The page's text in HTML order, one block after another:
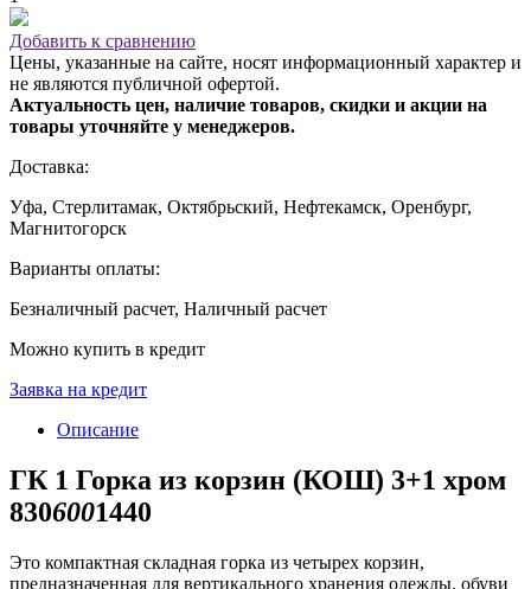
Добавить к сравнению
Цены, указанные на сайте, носят информационный характер и
не являются публичной офертой.
Актуальность цен, наличие товаров, скидки и акции на
товары уточняйте у менеджеров.
Доставка:
Уфа, Стерлитамак, Октябрьский, Нефтекамск, Оренбург,
Магнитогорск
Варианты оплаты:
Безналичный расчет, Наличный расчет
Можно купить в кредит
Заявка на кредит
Описание
ГК 1 Горка из корзин (КОШ) 3+1 хром
8306001440
Это компактная складная горка из четырех корзин,
предназначенная для вертикального хранения одежды, обуви